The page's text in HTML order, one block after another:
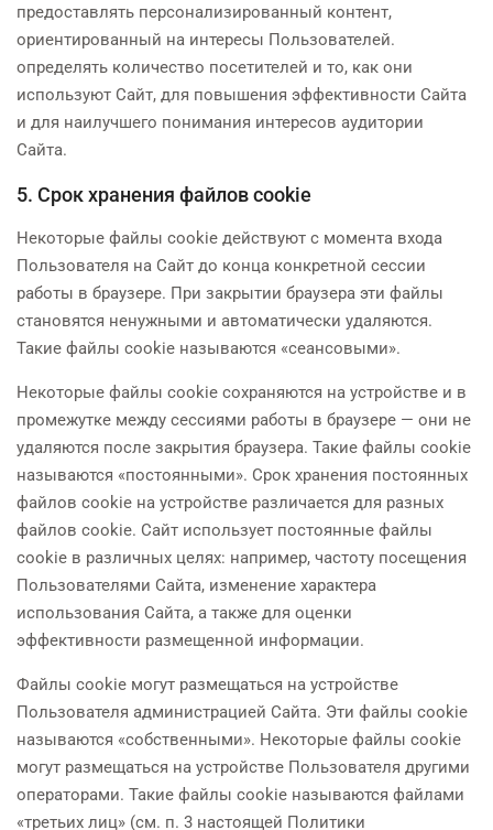
предоставлять персонализированный контент,
ориентированный на интересы Пользователей.
определять количество посетителей и то, как они
используют Сайт, для повышения эффективности Сайта
и для наилучшего понимания интересов аудитории
Сайта.
5. Срок хранения файлов cookie
Некоторые файлы cookie действуют с момента входа
Пользователя на Сайт до конца конкретной сессии
работы в браузере. При закрытии браузера эти файлы
становятся ненужными и автоматически удаляются.
Такие файлы cookie называются «сеансовыми».
Некоторые файлы cookie сохраняются на устройстве и в
промежутке между сессиями работы в браузере — они не
удаляются после закрытия браузера. Такие файлы cookie
называются «постоянными». Срок хранения постоянных
файлов cookie на устройстве различается для разных
файлов cookie. Сайт использует постоянные файлы
cookie в различных целях: например, частоту посещения
Пользователями Сайта, изменение характера
использования Сайта, а также для оценки
эффективности размещенной информации.
Файлы cookie могут размещаться на устройстве
Пользователя администрацией Сайта. Эти файлы cookie
называются «собственными». Некоторые файлы cookie
могут размещаться на устройстве Пользователя другими
операторами. Такие файлы cookie называются файлами
«третьих лиц» (см. п. 3 настоящей Политики